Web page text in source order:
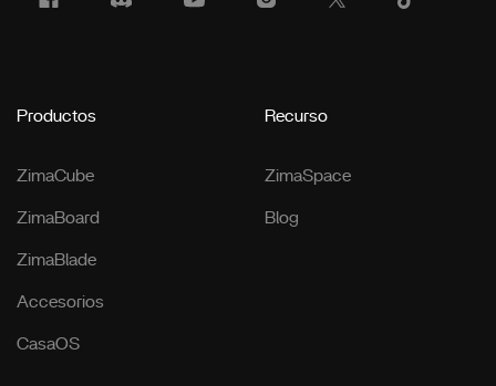
Productos
ZimaCube
ZimaBoard
ZimaBlade
Accesorios
CasaOS
Recurso
ZimaSpace
Blog